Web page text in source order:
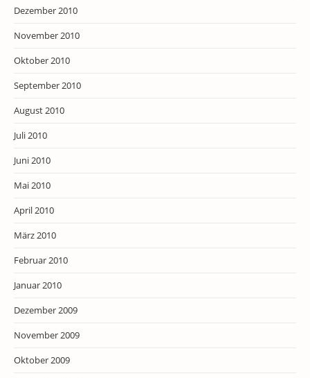
Dezember 2010
November 2010
Oktober 2010
September 2010
August 2010
Juli 2010
Juni 2010
Mai 2010
April 2010
März 2010
Februar 2010
Januar 2010
Dezember 2009
November 2009
Oktober 2009